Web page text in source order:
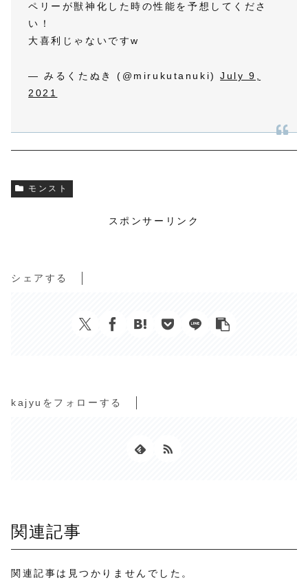
ペリーが獣神化した時の性能を予想してくださ
い！
大喜利じゃないですw
— みるくたぬき (@mirukutanuki)July 9,
2021
モンスト
スポンサーリンク
シェアする
kajyuをフォローする
関連記事
関連記事は見つかりませんでした。